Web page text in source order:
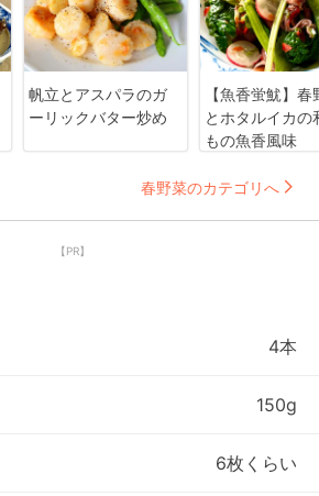
帆立とアスパラのガ
ーリックバター炒め
【魚香蛍魷】春
とホタルイカの
もの魚香風味
春野菜のカテゴリへ
【PR】
4本
150g
6枚くらい